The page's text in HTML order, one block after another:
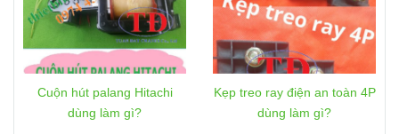
Cuộn hút palang Hitachi
dùng làm gì?
Kẹp treo ray điện an toàn 4P
dùng làm gì?